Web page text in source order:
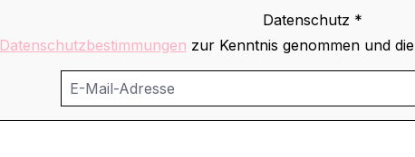
Datenschutz *
Datenschutzbestimmungen zur Kenntnis genommen und die